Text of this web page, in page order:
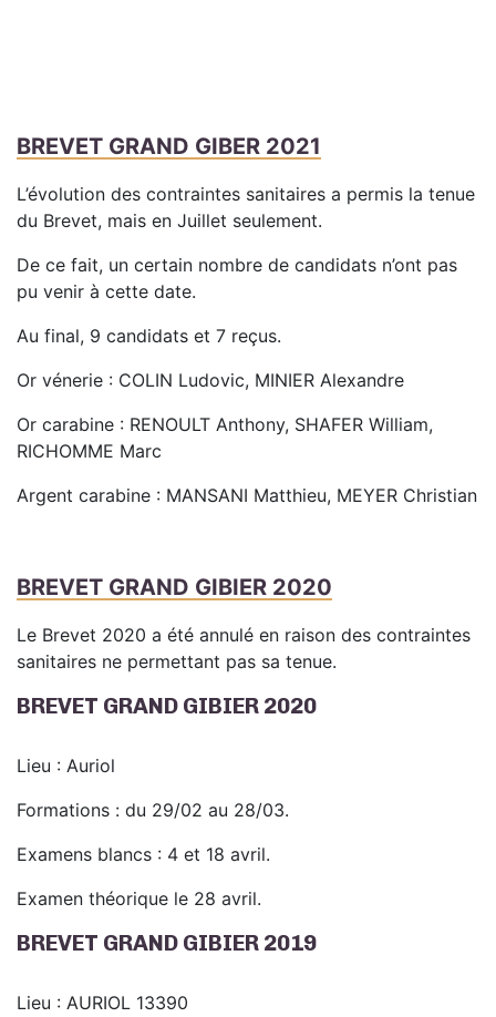
BREVET GRAND GIBER 2021
L’évolution des contraintes sanitaires a permis la tenue
du Brevet, mais en Juillet seulement.
De ce fait, un certain nombre de candidats n’ont pas
pu venir à cette date.
Au final, 9 candidats et 7 reçus.
Or vénerie : COLIN Ludovic, MINIER Alexandre
Or carabine : RENOULT Anthony, SHAFER William,
RICHOMME Marc
Argent carabine : MANSANI Matthieu, MEYER Christian
BREVET GRAND GIBIER 2020
Le Brevet 2020 a été annulé en raison des contraintes
sanitaires ne permettant pas sa tenue.
BREVET GRAND GIBIER 2020
Lieu : Auriol
Formations : du 29/02 au 28/03.
Examens blancs : 4 et 18 avril.
Examen théorique le 28 avril.
BREVET GRAND GIBIER 2019
Lieu : AURIOL 13390